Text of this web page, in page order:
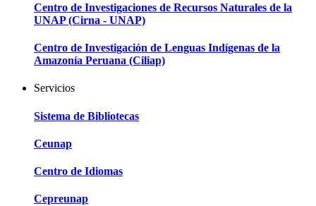
Centro de Investigaciones de Recursos Naturales de la
UNAP (Cirna - UNAP)
Centro de Investigación de Lenguas Indígenas de la
Amazonía Peruana (Ciliap)
Servicios
Sistema de Bibliotecas
Ceunap
Centro de Idiomas
Cepreunap